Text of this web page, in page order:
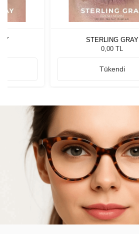
STERLING GRAY
0,00 TL
Tükendi